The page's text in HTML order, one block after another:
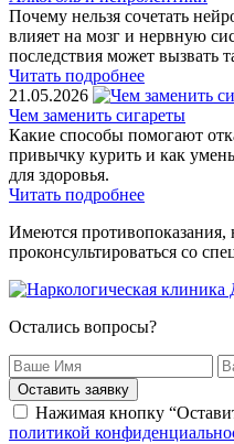
Почему нельзя сочетать
влияет на мозг и нервную
последствия может вызвать
Читать подробнее
21.05.2026
Чем заменить сигареты
Какие способы помогают
привычку курить и как
для здоровья.
Читать подробнее
Имеются противопоказания,
проконсультироваться со
Остались вопросы?
Оставить заявку
Нажимая кнопку
политикой